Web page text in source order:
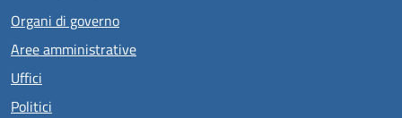
Organi di governo
Aree amministrative
Uffici
Politici